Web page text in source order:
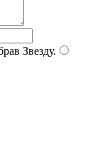
Звезду.